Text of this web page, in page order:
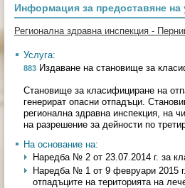
Информация за предоставяне на
Регионална здравна инспекция -
Услуга:
883 Издаване на становище за
Становище за класифициране на
генерират опасни отпадъци.
регионална здравна инспекция, на
на разрешение за дейности по
На основание на:
Наредба № 2 от 23.07.2014 г. за
Наредба № 1 от 9 февруари 2015
отпадъците на територията на